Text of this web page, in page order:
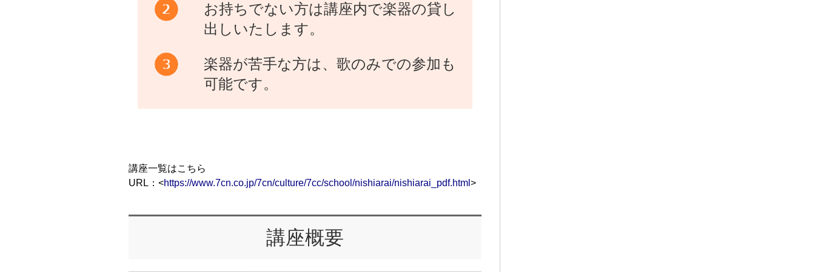
お持ちでない方は講座内で楽器の貸し
出しいたします。
楽器が苦手な方は、歌のみでの参加も
可能です。
講座一覧はこちら
URL：<https://www.7cn.co.jp/7cn/culture/7cc/school/nishiarai/nishiarai_pdf.html >
講座概要